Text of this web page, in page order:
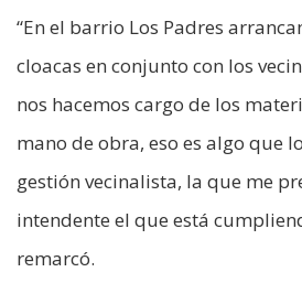
“En el barrio Los Padres
cloacas en conjunto con los
nos hacemos cargo de los
mano de obra, eso es algo que
gestión vecinalista, la que me
intendente el que está
remarcó.